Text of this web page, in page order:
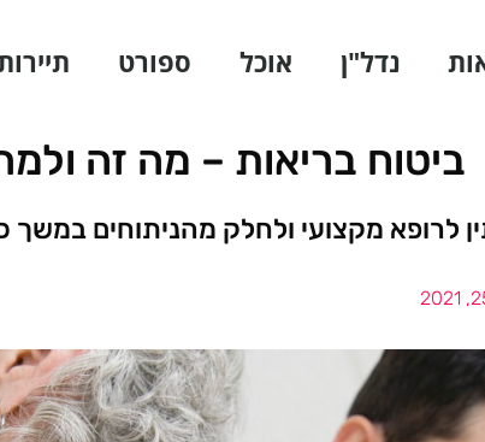
נדל"ן אוכל ספורט
ביטוח בריאות – מה זה
לרופא מקצועי ולחלק מהניתוחים